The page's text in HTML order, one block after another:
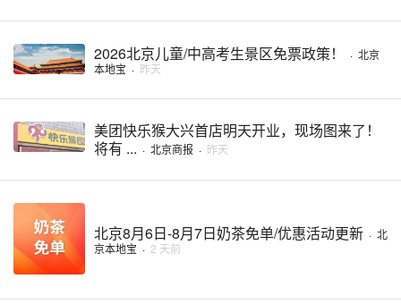
2026北京儿童/中高考生景区免票政策！ · 北京
本地宝 · 昨天
美团快乐猴大兴首店明天开业，现场图来了！
将有 ... · 北京商报 · 昨天
北京8月6日-8月7日奶茶免单/优惠活动更新 · 北
京本地宝 · 2 天前